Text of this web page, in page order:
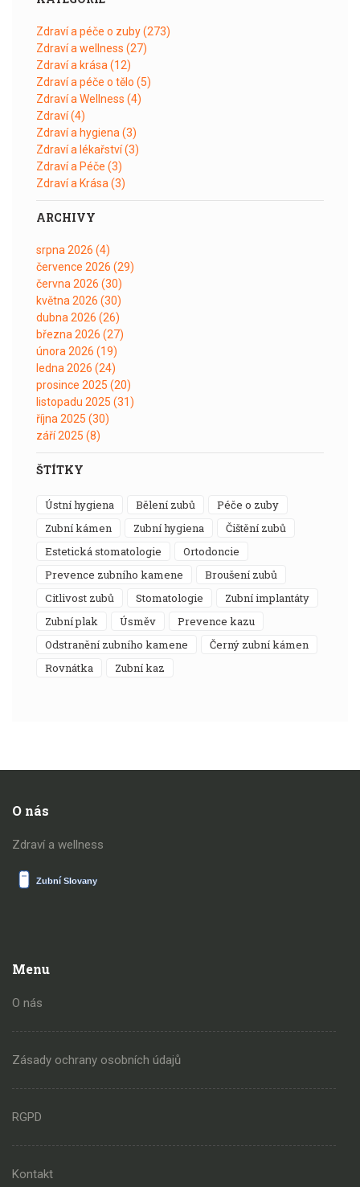
Zdraví a péče o zuby(273)
Zdraví a wellness (27)
Zdraví a krása(12)
Zdraví a péče o tělo (5)
Zdraví a Wellness (4)
Zdraví(4)
Zdraví a hygiena(3)
Zdraví a lékařství(3)
Zdraví a Péče (3)
Zdraví a Krása(3)
ARCHIVY
srpna 2026 (4)
července 2026 (29)
června 2026 (30)
května 2026 (30)
dubna 2026 (26)
března 2026 (27)
února 2026 (19)
ledna 2026 (24)
prosince 2025 (20)
listopadu 2025 (31)
října 2025 (30)
září 2025 (8)
ŠTÍTKY
ústní hygiena bělení zubů
péče o zuby
zubní kámen
zubní hygiena
čištění zubů
estetická stomatologie
ortodoncie
prevence zubního kamene
broušení zubů
citlivost zubů
stomatologie
zubní implantáty
zubní plak
úsměv
prevence kazu
odstranění zubního kamene
černý zubní kámen
rovnátka
zubní kaz
O nás
Zdraví a wellness
Menu
O nás
Zásady ochrany osobních údajů
RGPD
Kontakt